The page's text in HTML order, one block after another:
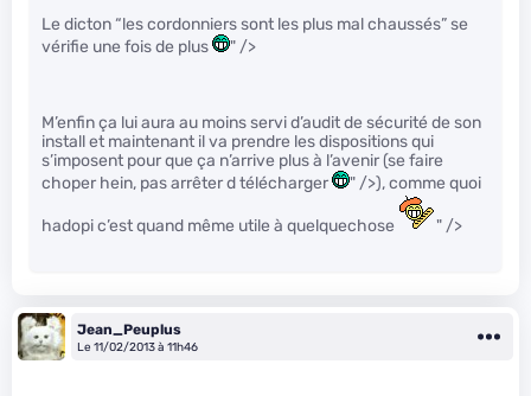
Le dicton “les cordonniers sont les plus mal chaussés” se
vérifie une fois de plus
" />
M’enfin ça lui aura au moins servi d’audit de sécurité de son
install et maintenant il va prendre les dispositions qui
s’imposent pour que ça n’arrive plus à l’avenir (se faire
choper hein, pas arrêter d télécharger
" />), comme quoi
hadopi c’est quand même utile à quelquechose " />
Jean_Peuplus
Le 11/02/2013 à 11h46